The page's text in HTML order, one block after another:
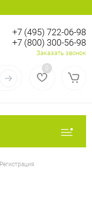
Регистрация
+7 (495) 722-06-98
+7 (800) 300-56-98
Заказать звонок
0
Регистрация